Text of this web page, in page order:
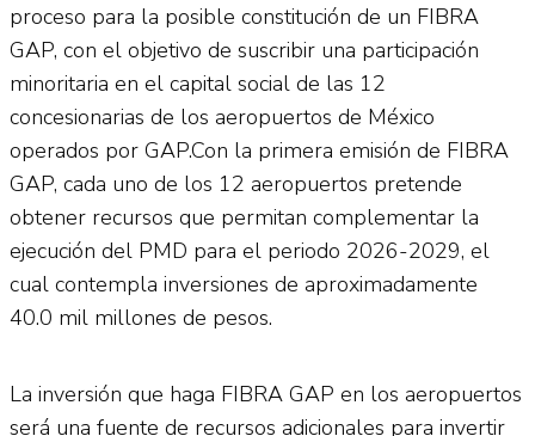
proceso para la posible constitución de un FIBRA
GAP, con el objetivo de suscribir una participación
minoritaria en el capital social de las 12
concesionarias de los aeropuertos de México
operados por GAP.Con la primera emisión de FIBRA
GAP, cada uno de los 12 aeropuertos pretende
obtener recursos que permitan complementar la
ejecución del PMD para el periodo 2026-2029, el
cual contempla inversiones de aproximadamente
40.0 mil millones de pesos.
La inversión que haga FIBRA GAP en los aeropuertos
será una fuente de recursos adicionales para invertir